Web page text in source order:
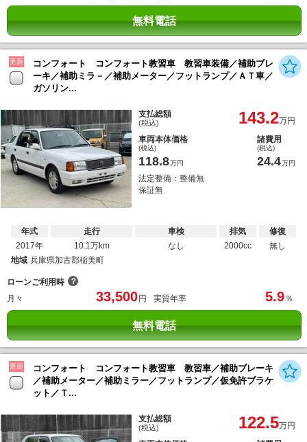
無料電話
更新
コンフォート コンフォート教習車 教習車装備／補助ブレ
ーキ／補助ミラ－／補助メーター／フットランプ／ＡＴ車／
ガソリン...
支払総額
(税込) 143.2万円
車両本体価格
(税込)
118.8万円
諸費用
(税込)
24.4万円
法定整備：整備無
保証無
年式
2017年
走行
10.1万km
車検
なし
排気
2000cc
修復
無し
地域 兵庫県加古郡稲美町
ローンご利用時 ？
月々
33,500 円 実質年率 5.9 ％
無料電話
更新
コンフォート コンフォート教習車 教習車／補助ブレーキ
／補助メーター／補助ミラー／フットランプ／仮免許ブラケ
ット／Ｔ...
支払総額
(税込) 122.5万円